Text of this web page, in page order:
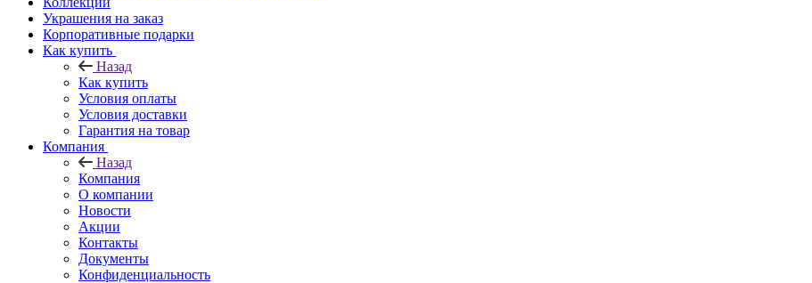
Украшения на заказ
Корпоративные подарки
Как купить
Назад
Как купить
Условия оплаты
Условия доставки
Гарантия на товар
Компания
Назад
Компания
О компании
Новости
Акции
Контакты
Документы
Конфиденциальность